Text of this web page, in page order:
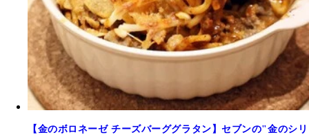
【金のボロネーゼ チーズバーググラタン】セブンの"金のシリ